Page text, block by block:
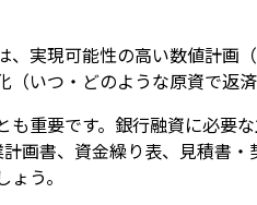
、実現可能性の高い数値計画
（いつ・どのような原資で返
も重要です。銀行融資に必要
画書、資金繰り表、見積書
う。